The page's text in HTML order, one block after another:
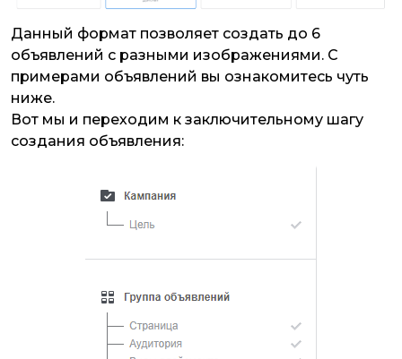
Данный формат позволяет создать до 6
объявлений с разными изображениями. С
примерами объявлений вы ознакомитесь чуть
ниже.
Вот мы и переходим к заключительному шагу
создания объявления: